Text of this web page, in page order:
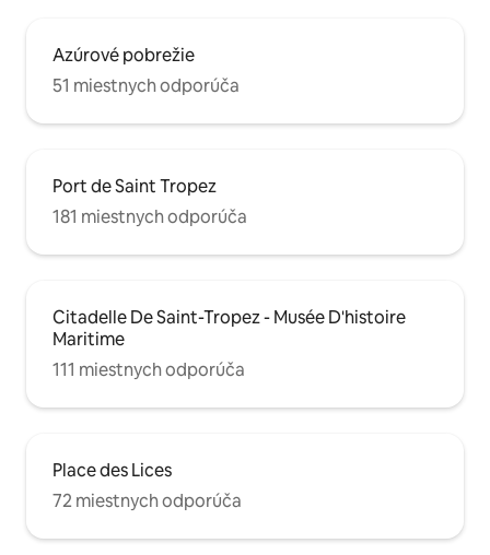
Azúrové pobrežie
51 miestnych odporúča
Port de Saint Tropez
181 miestnych odporúča
Citadelle De Saint-Tropez - Musée D'histoire
Maritime
111 miestnych odporúča
Place des Lices
72 miestnych odporúča